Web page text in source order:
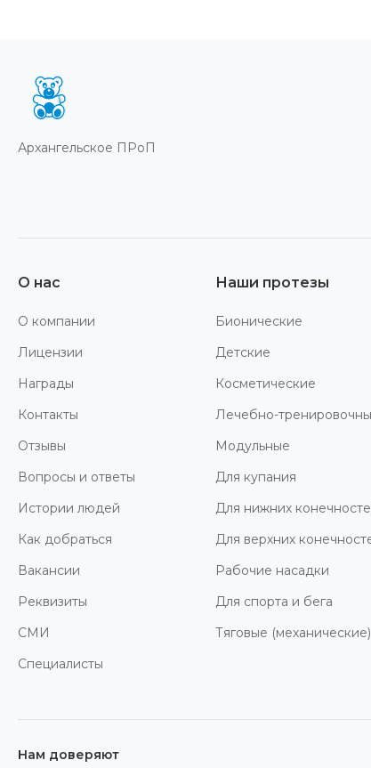
Архангельское ПРоП
О нас
О компании
Лицензии
Награды
Контакты
Отзывы
Вопросы и ответы
Истории людей
Как добраться
Вакансии
Реквизиты
СМИ
Специалисты
Наши протезы
Бионические
Детские
Косметические
Лечебно-
Модульные
Для купания
Для нижних
Для верхних
Рабочие насадки
Для спорта и бега
Тяговые (механические)
Нам доверяют